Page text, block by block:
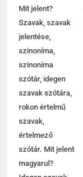
Mit jelent?
Szavak, szavak
jelentése,
szinoníma,
szinoníma
szótár, idegen
szavak szótára,
rokon értelmű
szavak,
értelmező
szótár. Mit jelent
magyarul?